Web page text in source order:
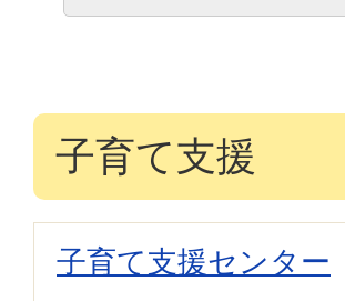
子育て支援
子育て支援センター